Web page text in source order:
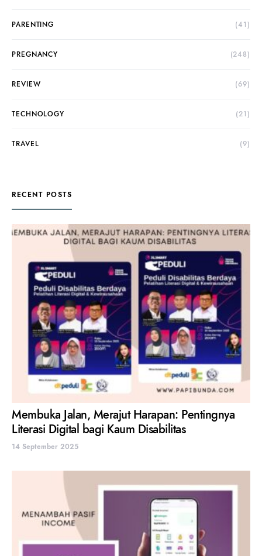
PARENTING (41)
PREGNANCY (248)
REVIEW (69)
TECHNOLOGY (21)
TRAVEL (9)
RECENT POSTS
Membuka Jalan, Merajut Harapan: Pentingnya
Literasi Digital bagi Kaum Disabilitas
14 September 2025